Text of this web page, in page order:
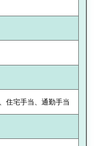
住宅手当、通勤手当